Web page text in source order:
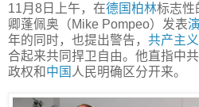
11月8日上午，在德国柏林标志性
卿蓬佩奥（Mike Pompeo）发表
年的同时，也提出警告， 共产主义
合起来共同捍卫自由。他直指中
政权和 中国 人民明确区分开来。